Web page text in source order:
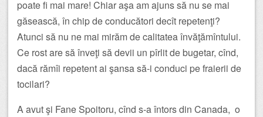
poate fi mai mare! Chiar aşa am ajuns să nu se mai
găsească, în chip de conducători decît repetenţi?
Atunci să nu ne mai mirăm de calitatea învăţămîntului.
Ce rost are să înveţi să devii un pîrlit de bugetar, cînd,
dacă rămîi repetent ai şansa să-i conduci pe fraierii de
tocilari?
A avut şi Fane Spoitoru, cînd s-a întors din Canada, o